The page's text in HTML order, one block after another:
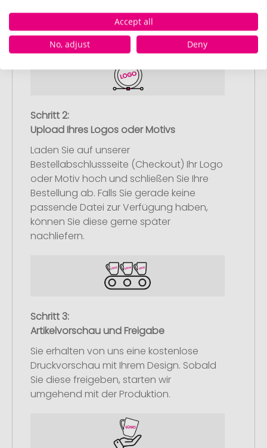
Anschließend legen Sie die konfigurierten
Artikel in Ihren Warenkorb.
Schritt 2:
Upload Ihres Logos oder Motivs
Laden Sie auf unserer
Bestellabschlussseite (Checkout) Ihr Logo
oder Motiv hoch und schließen Sie Ihre
Bestellung ab. Falls Sie gerade keine
passende Datei zur Verfügung haben,
können Sie diese gerne später
nachliefern.
Schritt 3:
Artikelvorschau und Freigabe
Sie erhalten von uns eine kostenlose
Druckvorschau mit Ihrem Design. Sobald
Sie diese freigeben, starten wir
umgehend mit der Produktion.
Accept all
No, adjust
Deny